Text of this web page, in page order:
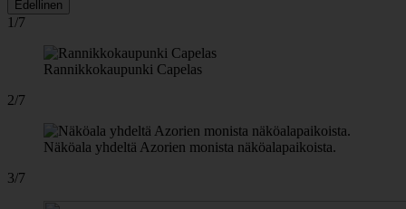
Edellinen
1/7
Rannikkokaupunki Capelas
2/7
Näköala yhdeltä Azorien monista näköalapaikoista.
3/7